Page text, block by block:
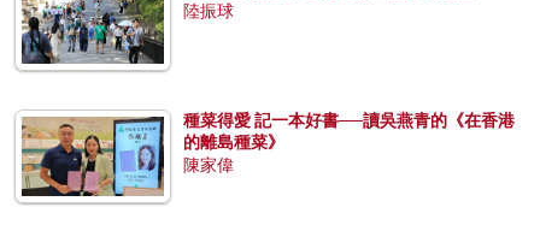
陸振球
種菜得愛 記一本好書──讀吳燕青的《在香港
的離島種菜》
陳家偉